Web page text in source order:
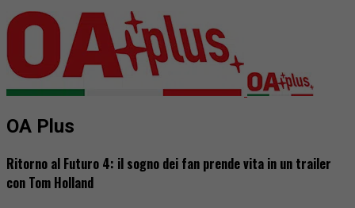
OA Plus
Ritorno al Futuro 4: il sogno dei fan prende vita in un trailer
con Tom Holland